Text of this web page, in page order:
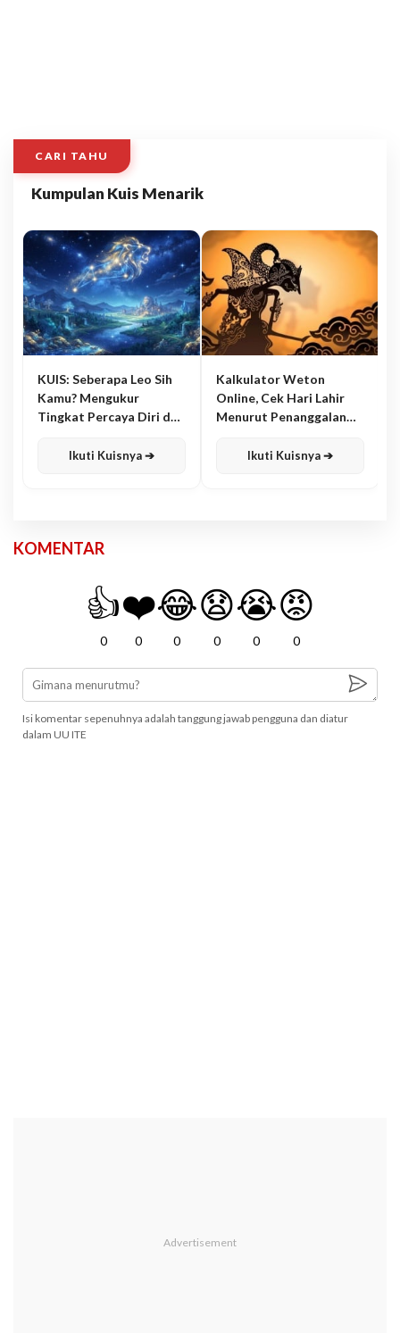
CARI TAHU
Kumpulan Kuis Menarik
KUIS: Seberapa Leo Sih
Kamu? Mengukur
Tingkat Percaya Diri dan
Ikuti Kuisnya ➔
Kalkulator Weton
Online, Cek Hari Lahir
Menurut Penanggalan
Ikuti Kuisnya ➔
KOMENTAR
👍
0
❤️
0
😂
0
😧
0
😭
0
😡
0
Isi komentar sepenuhnya adalah tanggung jawab pengguna dan diatur
dalam UU ITE